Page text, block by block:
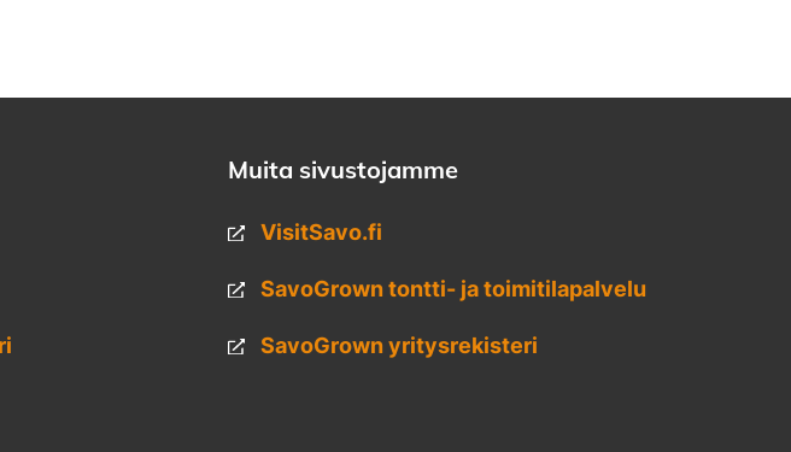
Muita sivustojamme
VisitSavo.fi
SavoGrown tontti- ja toimitilapalvelu
SavoGrown yritysrekisteri